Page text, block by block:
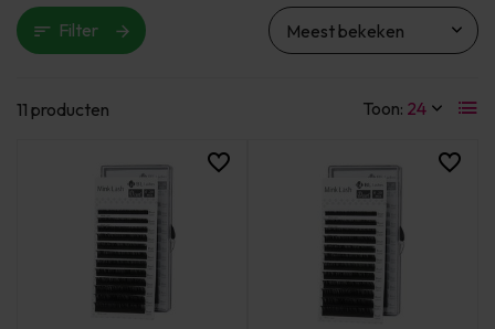
Filter
11 producten Toon: